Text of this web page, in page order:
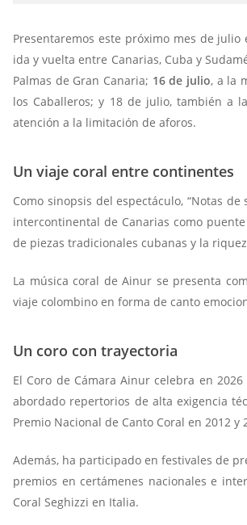
Presentaremos este próximo mes de
ida y vuelta entre Canarias, Cuba y
Palmas de Gran Canaria; 16 de julio, a la
los Caballeros; y 18 de julio, también a
atención a la limitación de aforos.
Un viaje coral entre continentes
Como sinopsis del espectáculo, “Notas
intercontinental de Canarias como
de piezas tradicionales cubanas y la
La música coral de Ainur se presenta
viaje colombino en forma de canto
Un coro con trayectoria
El Coro de Cámara Ainur celebra en
abordado repertorios de alta exigencia
Premio Nacional de Canto Coral en 2012 y
Además, ha participado en festivales de
premios en certámenes nacionales e
Coral Seghizzi en Italia.